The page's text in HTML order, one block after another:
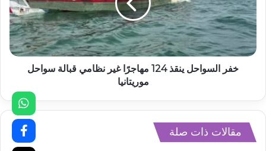
خفر السواحل ينقذ 124 مهاجرًا غير نظامي قبالة سواحل
موريتانيا
مقالات ذات صلة